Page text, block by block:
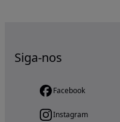
Siga-nos
Facebook
Instagram